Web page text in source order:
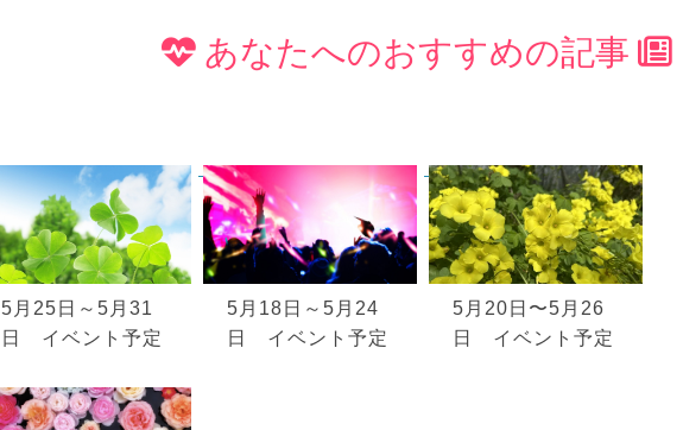
あなたへのおすすめの記事
5月25日～5月31
日 イベント予定
5月18日～5月24
日 イベント予定
5月20日〜5月26
日 イベント予定